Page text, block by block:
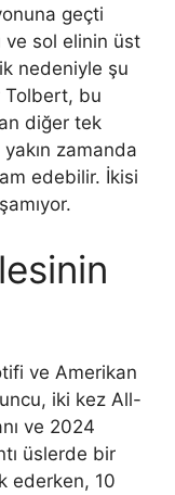
geçti
ve sol elinin üst
nedeniyle şu
Tolbert, bu
diğer tek
zamanda
edebilir. İkisi
ve Amerikan
iki kez All-
ve 2024
üslerde bir
ederken, 10